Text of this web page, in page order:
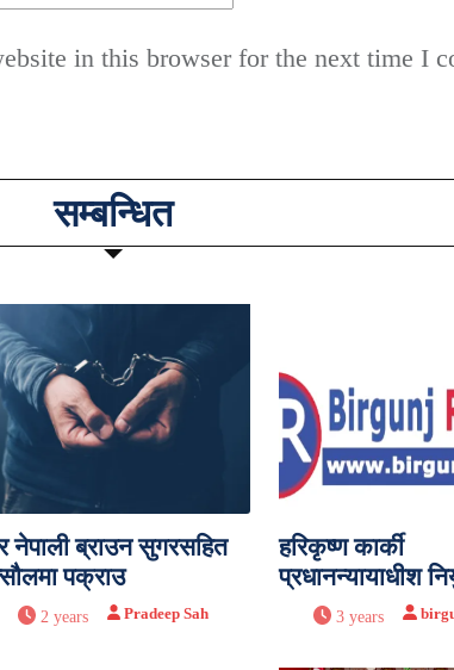
in this browser for the next time I
सम्बन्धित
नेपाली ब्राउन सुगरसहित
पक्राउ
2 years Pradeep Sah
हरिकृष्ण कार्की
प्रधानन्यायाधीश
3 years